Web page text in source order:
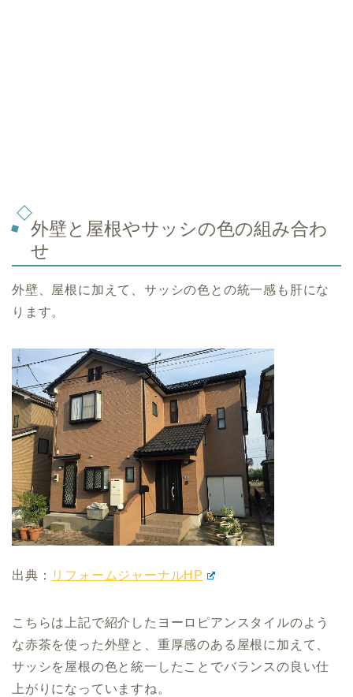
外壁と屋根やサッシの色の組み合わ
せ
外壁、屋根に加えて、サッシの色との統一感も肝にな
ります。
出典： リフォームジャーナルHP
こちらは上記で紹介したヨーロピアンスタイルのよう
な赤茶を使った外壁と、重厚感のある屋根に加えて、
サッシを屋根の色と統一したことでバランスの良い仕
上がりになっていますね。